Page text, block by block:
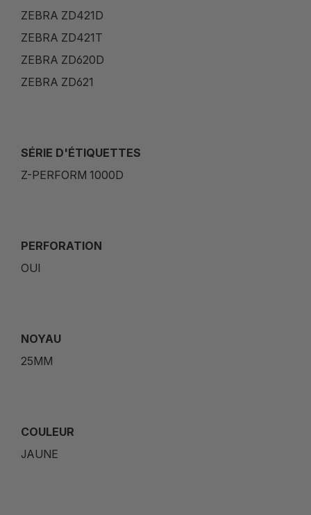
ZEBRA ZD421D
ZEBRA ZD421T
ZEBRA ZD620D
ZEBRA ZD621
SÉRIE D'ÉTIQUETTES
Z-PERFORM 1000D
PERFORATION
OUI
NOYAU
25MM
COULEUR
JAUNE